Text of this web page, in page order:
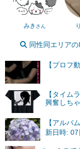
みき さん
同性同エリア
【プロフ
【タイム
興奮しち
【アルバ
新日時: